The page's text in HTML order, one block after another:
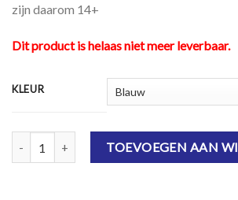
zijn daarom 14+
Dit product is helaas niet meer leverbaar.
KLEUR
NERF Rival Knockout XIX-100 aantal
TOEVOEGEN AAN